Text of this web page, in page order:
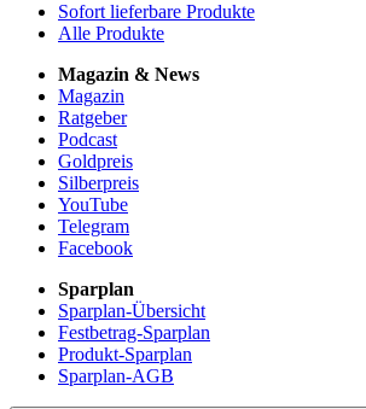
Sofort lieferbare Produkte
Alle Produkte
Magazin & News
Magazin
Ratgeber
Podcast
Goldpreis
Silberpreis
YouTube
Telegram
Facebook
Sparplan
Sparplan-Übersicht
Festbetrag-Sparplan
Produkt-Sparplan
Sparplan-AGB